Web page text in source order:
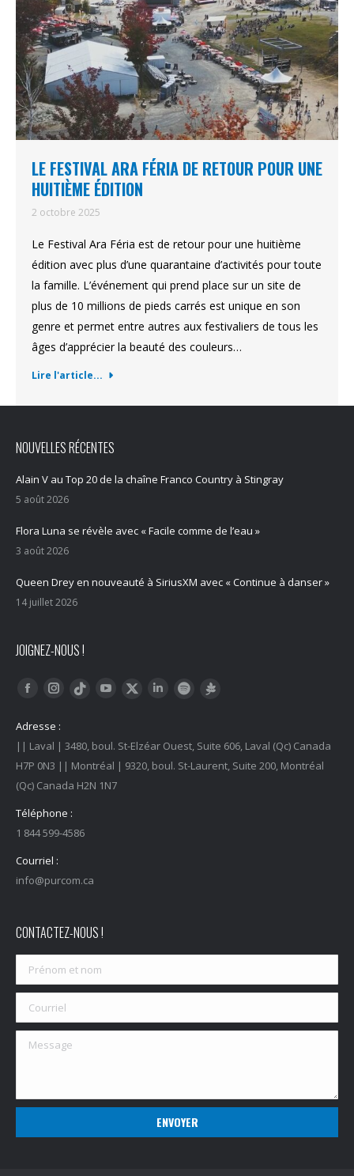
LE FESTIVAL ARA FÉRIA DE RETOUR POUR UNE
HUITIÈME ÉDITION
2 octobre 2025
Le Festival Ara Féria est de retour pour une huitième
édition avec plus d’une quarantaine d’activités pour toute
la famille. L’événement qui prend place sur un site de
plus de 10 millions de pieds carrés est unique en son
genre et permet entre autres aux festivaliers de tous les
âges d’apprécier la beauté des couleurs…
Lire l'article...
NOUVELLES RÉCENTES
Alain V au Top 20 de la chaîne Franco Country à Stingray
5 août 2026
Flora Luna se révèle avec « Facile comme de l’eau »
3 août 2026
Queen Drey en nouveauté à SiriusXM avec « Continue à danser »
14 juillet 2026
JOIGNEZ-NOUS !
Trouvez nous sur :
FacebookInstagram
Tiktok YouTubeTwitter LinkedInSpotify
Adresse :
|| Laval | 3480, boul. St-Elzéar Ouest, Suite 606, Laval (Qc) Canada
H7P 0N3 || Montréal | 9320, boul. St-Laurent, Suite 200, Montréal
(Qc) Canada H2N 1N7
Téléphone :
1 844 599-4586
Courriel :
info@purcom.ca
CONTACTEZ-NOUS !